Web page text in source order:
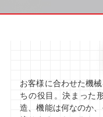
お客様に合わせた機
ちの役目。決まった
造、機能は何なのか